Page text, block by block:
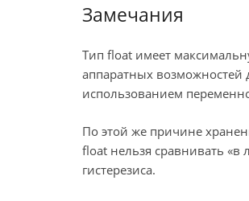
Замечания
Тип float имеет
аппаратных возможностей
использованием
По этой же причине
float нельзя сравнивать
гистерезиса.